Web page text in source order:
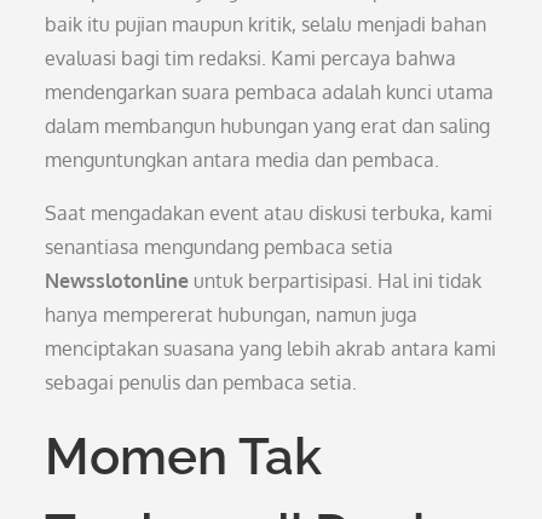
baik itu pujian maupun kritik, selalu menjadi bahan
evaluasi bagi tim redaksi. Kami percaya bahwa
mendengarkan suara pembaca adalah kunci utama
dalam membangun hubungan yang erat dan saling
menguntungkan antara media dan pembaca.
Saat mengadakan event atau diskusi terbuka, kami
senantiasa mengundang pembaca setia
Newsslotonline untuk berpartisipasi. Hal ini tidak
hanya mempererat hubungan, namun juga
menciptakan suasana yang lebih akrab antara kami
sebagai penulis dan pembaca setia.
Momen Tak